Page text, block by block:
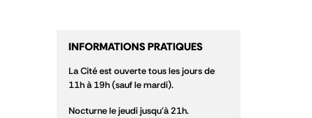
INFORMATIONS PRATIQUES
La Cité est ouverte tous les jours de
11h à 19h (sauf le mardi).
Nocturne le jeudi jusqu'à 21h.